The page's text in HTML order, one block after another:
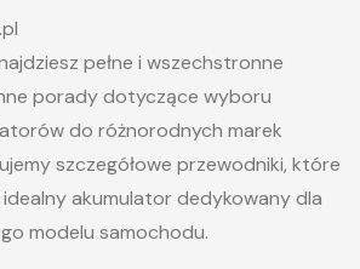
pełne i wszechstronne
porady dotyczące wyboru
do różnorodnych marek
szczegółowe przewodniki, które
akumulator dedykowany dla
modelu samochodu.